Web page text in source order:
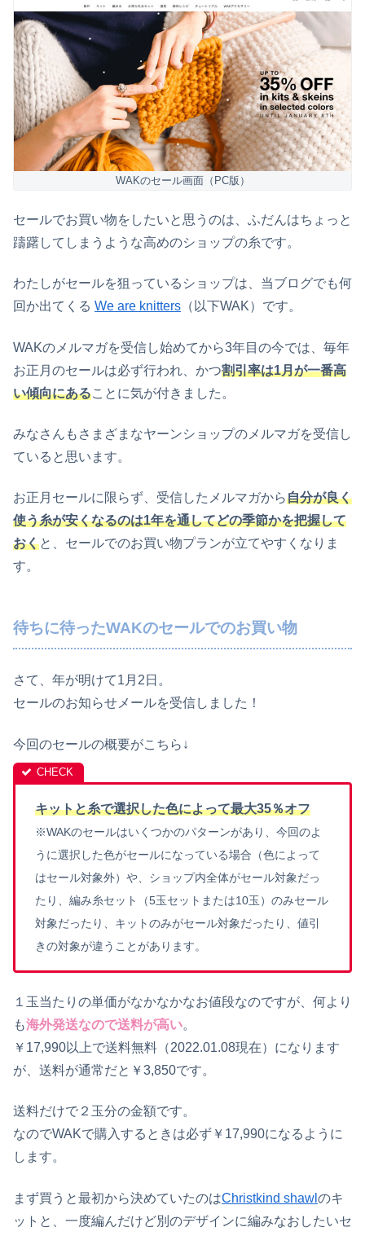
WAKのセール画面（PC版）
セールでお買い物をしたいと思うのは、ふだんはちょっと
躊躇してしまうような高めのショップの糸です。
わたしがセールを狙っているショップは、当ブログでも何
回か出てくる We are knitters （以下WAK）です。
WAKのメルマガを受信し始めてから3年目の今では、毎年
お正月のセールは必ず行われ、かつ割引率は1月が一番高
い傾向にあることに気が付きました。
みなさんもさまざまなヤーンショップのメルマガを受信し
ていると思います。
お正月セールに限らず、受信したメルマガから自分が良く
使う糸が安くなるのは1年を通してどの季節かを把握して
おくと、セールでのお買い物プランが立てやすくなりま
す。
待ちに待ったWAKのセールでのお買い物
さて、年が明けて1月2日。
セールのお知らせメールを受信しました！
今回のセールの概要がこちら↓
キットと糸で選択した色によって最大35％オフ
※WAKのセールはいくつかのパターンがあり、今回のよ
うに選択した色がセールになっている場合（色によって
はセール対象外）や、ショップ内全体がセール対象だっ
たり、編み糸セット（5玉セットまたは10玉）のみセール
対象だったり、キットのみがセール対象だったり、値引
きの対象が違うことがあります。
１玉当たりの単価がなかなかなお値段なのですが、何より
も海外発送なので送料が高い。
￥17,990以上で送料無料（2022.01.08現在）になります
が、送料が通常だと￥3,850です。
送料だけで２玉分の金額です。
なのでWAKで購入するときは必ず￥17,990になるように
します。
まず買うと最初から決めていたのはChristkind shawl のキ
ットと、一度編んだけど別のデザインに編みなおしたいセ